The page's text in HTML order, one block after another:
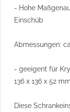
- Hohe
Einschüb
Abmessungen:
- geeigent für
136 x 136 x 52
Diese